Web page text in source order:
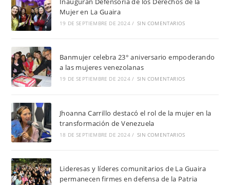
Mujer en La Guaira
19 DE SEPTIEMBRE DE 2024 / SIN COMENTARIOS
Banmujer celebra 23° aniversario empoderando
a las mujeres venezolanas
19 DE SEPTIEMBRE DE 2024 / SIN COMENTARIOS
Jhoanna Carrillo destacó el rol de la mujer en la
transformación de Venezuela
18 DE SEPTIEMBRE DE 2024 / SIN COMENTARIOS
Lideresas y líderes comunitarios de La Guaira
permanecen firmes en defensa de la Patria